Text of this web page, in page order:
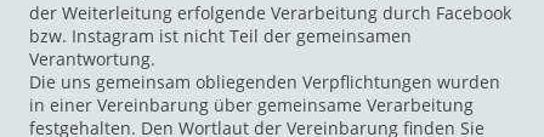
der Weiterleitung erfolgende Verarbeitung durch Facebook
bzw. Instagram ist nicht Teil der gemeinsamen
Verantwortung.
Die uns gemeinsam obliegenden Verpflichtungen wurden
in einer Vereinbarung über gemeinsame Verarbeitung
festgehalten. Den Wortlaut der Vereinbarung finden Sie